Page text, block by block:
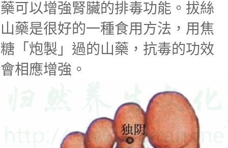
藥可以增強腎臟的排毒功能。拔絲
山藥是很好的一種食用方法，用焦
糖「炮製」過的山藥，抗毒的功效
會相應增強。